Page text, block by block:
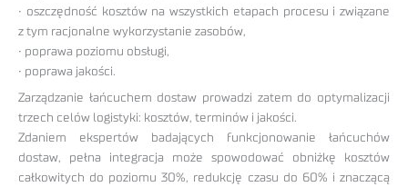
• oszczędność kosztów na wszystkich etapach procesu i związane
z tym racjonalne wykorzystanie zasobów,
• poprawa poziomu obsługi,
• poprawa jakości.
Zarządzanie łańcuchem dostaw prowadzi zatem do optymalizacji
trzech celów logistyki: kosztów, terminów i jakości.
Zdaniem ekspertów badających funkcjonowanie łańcuchów
dostaw, pełna integracja może spowodować obniżkę kosztów
całkowitych do poziomu 30%, redukcję czasu do 60% i znaczącą